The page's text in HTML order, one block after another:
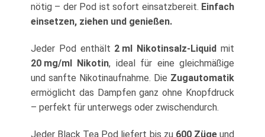
nötig – der Pod ist sofort einsatzbereit. Einfach
einsetzen, ziehen und genießen.
Jeder Pod enthält 2 ml Nikotinsalz-Liquid mit
20 mg/ml Nikotin, ideal für eine gleichmäßige
und sanfte Nikotinaufnahme. Die Zugautomatik
ermöglicht das Dampfen ganz ohne Knopfdruck
– perfekt für unterwegs oder zwischendurch.
Jeder Black Tea Pod liefert bis zu 600 Züge und